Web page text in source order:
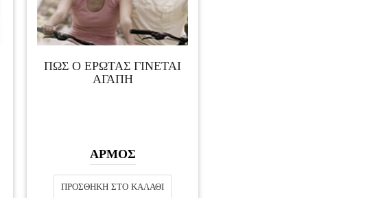
ΠΩΣ Ο ΕΡΩΤΑΣ ΓΙΝΕΤΑΙ
ΑΓΑΠΗ
ΑΡΜΟΣ
ΠΡΟΣΘΉΚΗ ΣΤΟ ΚΑΛΆΘΙ